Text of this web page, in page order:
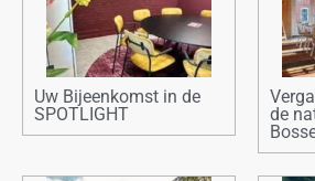
Uw Bijeenkomst in de
SPOTLIGHT
de